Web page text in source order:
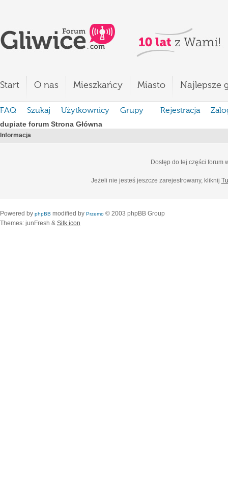
Start O nas Mieszkańcy Miasto Najlepsze
FAQ Szukaj Użytkownicy Grupy Rejestracja
dupiate forum Strona Główna
Informacja
Dostęp do tej części forum
Jeżeli nie jesteś jeszcze zarejestrowany, kliknij
Powered by phpBB modified by Przemo © 2003 phpBB Group
Themes: junFresh & Silk icon